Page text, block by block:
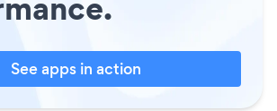
See apps in action